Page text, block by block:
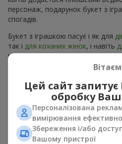
персонаж, подарунок букет з
спогадів.
Букет з іграшкою пасує і як для
так і для коханих жінок, і навіть
певних випадках. Такий
підкреслює щиру турботу,
пропозиції на будь-який смак
подарунок в м. Мігово
Як м’яка
емоції разом
Цей сайт
обробку
Персоналізована
вимірювання
Збереження і/або
Вашому пристрої